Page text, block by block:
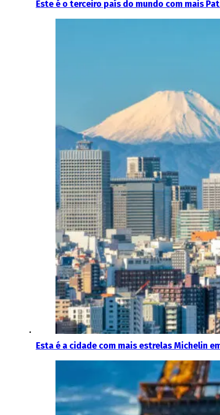
Este é o terceiro país do mundo com mais
Esta é a cidade com mais estrelas Michelin